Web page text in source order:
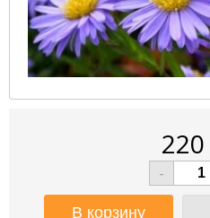
220
-